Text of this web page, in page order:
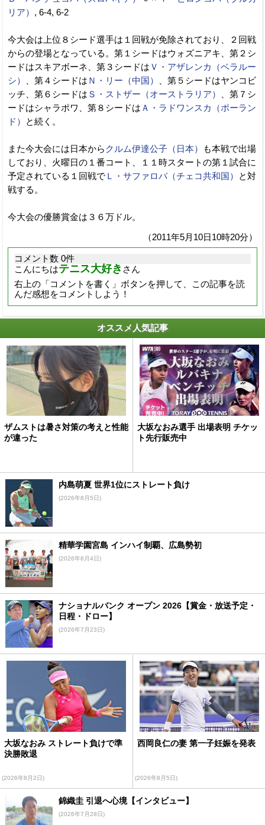
リア） , 6-4, 6-2
今大会は上位８シード選手は１回戦が免除されており、２回戦
からの登場となっている。第１シードはウォズニアキ、第２シ
ードはスキアボーネ、第３シードは Ｖ・アザレンカ（ベラルー
シ）
、第４シードは Ｎ・リー（中国）
、第５シードはヤンコビ
ッチ、第６シードは Ｓ・ストザー（オーストラリア）
、第７シ
ードはシャラポワ、第８シードは Ａ・ラドワンスカ（ポーラン
ド）
と続く。
また今大会には日本から クルム伊達公子（日本）
も本戦で出場
しており、火曜日の１番コート、１１時スタートの第１試合に
予定されている１回戦で Ｌ・サファロバ（チェコ共和国）
と対
戦する。
今大会の優勝賞金は３６万ドル。
（2011年5月10日10時20分）
コメント数 0件
こんにちはテニス大好き さん
右上の「コメントを書く」ボタンを押して、この記事を読
んだ感想をコメントしよう！
オススメ人気記事
ザムストは暑さ対策の考えと性能
が違った
大坂なおみ選手 出場表明 チケッ
ト先行販売中
内島萌夏 世界1位にストレート負け
(2026年8月5日)
精華学園宮島 インハイ制覇、広島勢初
(2026年8月4日)
ナショナルバンク オープン 2026【賞金・放送予定・
日程・ドロー】
(2026年7月23日)
大坂なおみ ストレート負けで準
決勝敗退
(2026年8月2日)
西岡良仁の妻 第一子妊娠を発表
(2026年8月5日)
錦織圭 引退へ心境【インタビュー】
(2026年7月28日)